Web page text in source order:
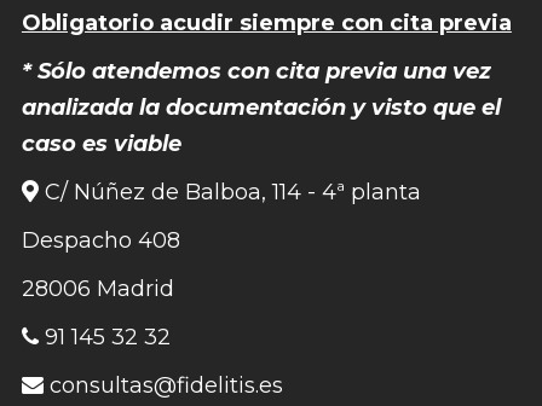
Obligatorio acudir siempre con cita previa
* Sólo atendemos con cita previa una vez
analizada la documentación y visto que el
caso es viable
C/ Núñez de Balboa, 114 - 4ª planta
Despacho 408
28006 Madrid
91 145 32 32
consultas@fidelitis.es